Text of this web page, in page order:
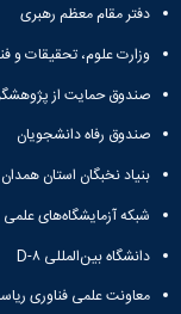
دفتر مقام معظم رهبری
وزارت علوم، تحقیقات و
صندوق حمایت از
صندوق رفاه دانشجویان
بنیاد نخبگان استان همدان
شبکه آزمایشگاه‌های علمی
دانشگاه بین‌المللی D-۸
معاونت علمی فناوری